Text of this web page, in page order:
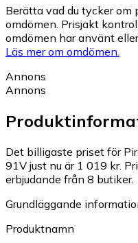
Berätta vad du tycker om
omdömen. Prisjakt
omdömen har använt
Läs mer om omdömen.
Annons
Annons
Det billigaste priset för
91V just nu är 1 019 kr.
erbjudande från 8 butiker.
Grundläggande
Produktnamn